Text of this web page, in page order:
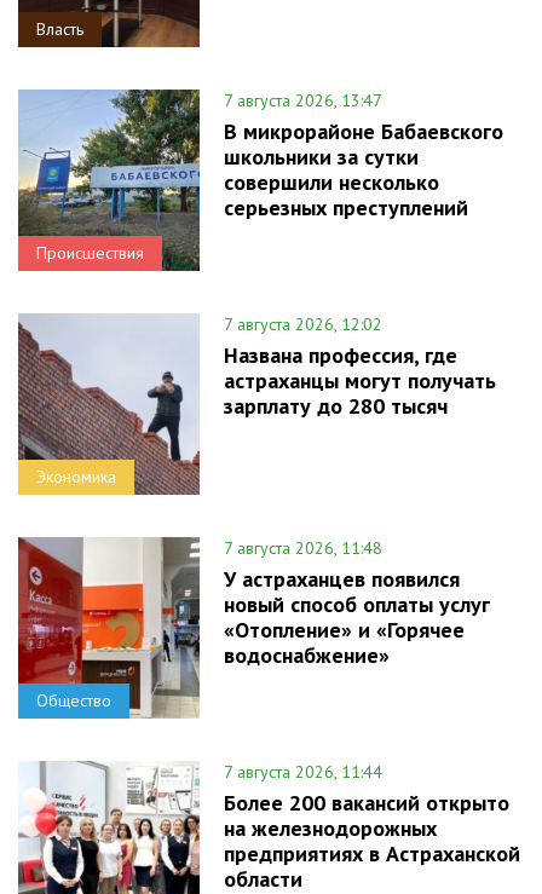
Власть
Происшествия
7 августа 2026, 13:47
В микрорайоне Бабаевского
школьники за сутки
совершили несколько
серьезных преступлений
Экономика
7 августа 2026, 12:02
Названа профессия, где
астраханцы могут получать
зарплату до 280 тысяч
Общество
7 августа 2026, 11:48
У астраханцев появился
новый способ оплаты услуг
«Отопление» и «Горячее
водоснабжение»
7 августа 2026, 11:44
Более 200 вакансий открыто
на железнодорожных
предприятиях в Астраханской
области